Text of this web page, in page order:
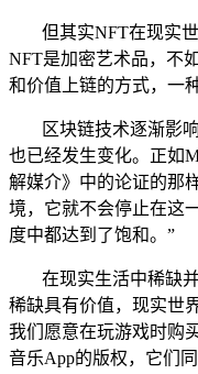
但其实NFT在现实
NFT是加密艺术品，不
和价值上链的方式，一
区块链技术逐渐影
也已经发生变化。正如
解媒介》中的论证的那
境，它就不会停止在这
度中都达到了饱和。”
在现实生活中稀缺
稀缺具有价值，现实世
我们愿意在玩游戏时购
音乐App的版权，它们